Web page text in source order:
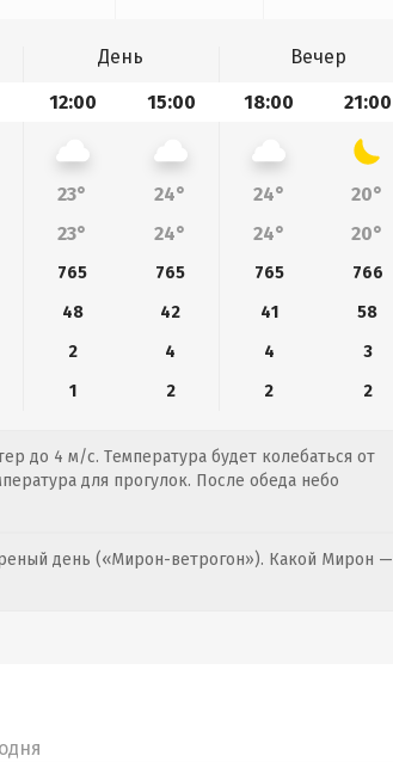
День
Вечер
12:00 15:00 18:00 21:00
23° 24° 24°
20°
23° 24° 24° 20°
765 765 765
766
48 42 41
58
2 4 4
3
1 2 2 2
до 4 м/с. Температура будет колебаться от
для прогулок. После обеда небо
день («Мирон-ветрогон»). Какой Мирон —